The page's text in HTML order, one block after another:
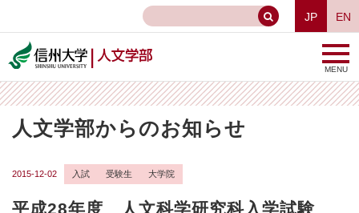
JP EN
MENU
人文学部からのお知らせ
2015-12-02 入試 受験生 大学院
平成28年度 人文科学研究科入学試験